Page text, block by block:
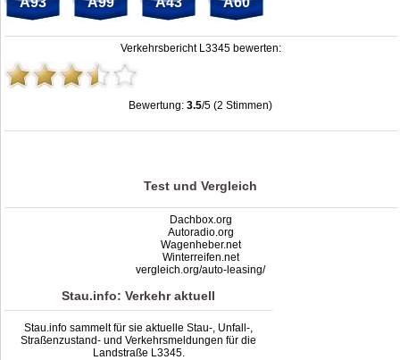
Verkehrsbericht L3345 bewerten:
Bewertung:3.5/5 (2 Stimmen)
Stau L3345: Unfälle, Sperrung & Baustellen | Staumelder L3345 ,3.5out of5
Test und Vergleich
Dachbox.org
Autoradio.org
Wagenheber.net
Winterreifen.net
vergleich.org/auto-leasing/
Stau.info: Verkehr aktuell
Stau.info sammelt für sie aktuelle Stau-, Unfall-,
Straßenzustand- und Verkehrsmeldungen für die
Landstraße L3345.